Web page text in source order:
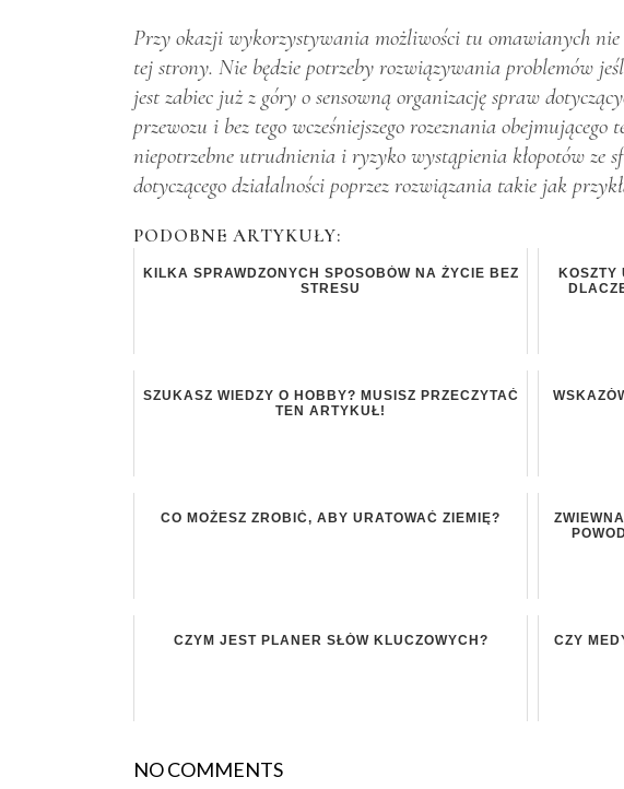
Przy okazji wykorzystywania możliwości tu omawianych nie
tej strony. Nie będzie potrzeby rozwiązywania problemów
jest zabiec już z góry o sensowną organizację spraw
przewozu i bez tego wcześniejszego rozeznania
niepotrzebne utrudnienia i ryzyko wystąpienia kłopotów ze
dotyczącego działalności poprzez rozwiązania takie jak
PODOBNE ARTYKUŁY:
KILKA SPRAWDZONYCH SPOSOBÓW NA ŻYCIE BEZ
STRESU
SZUKASZ WIEDZY O HOBBY? MUSISZ PRZECZYTAĆ
TEN ARTYKUŁ!
CO MOŻESZ ZROBIĆ, ABY URATOWAĆ ZIEMIĘ?
CZYM JEST PLANER SŁÓW KLUCZOWYCH? CZY
NO COMMENTS